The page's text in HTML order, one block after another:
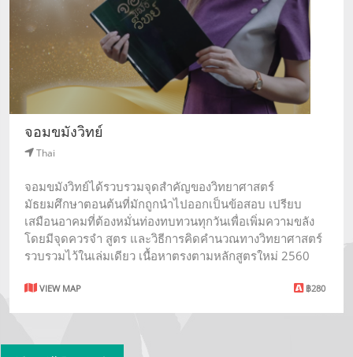
จอมขมังวิทย์
Thai
จอมขมังวิทย์ได้รวบรวมจุดสำคัญของวิทยาศาสตร์
มัธยมศึกษาตอนต้นที่มักถูกนำไปออกเป็นข้อสอบ เปรียบ
เสมือนอาคมที่ต้องหมั่นท่องทบทวนทุกวันเพื่อเพิ่มความขลัง
โดยมีจุดควรจำ สูตร และวิธีการคิดคำนวณทางวิทยาศาสตร์
รวบรวมไว้ในเล่มเดียว เนื้อหาตรงตามหลักสูตรใหม่ 2560
VIEW MAP ฿280